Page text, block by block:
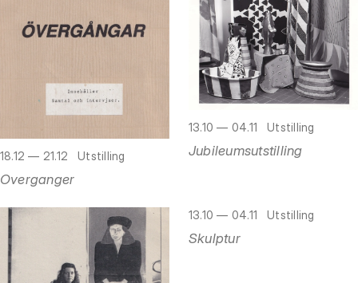
18.12 — 21.12 Utstilling
Overganger
13.10 — 04.11 Utstilling
Jubileumsutstilling
13.10 — 04.11 Utstilling
Skulptur